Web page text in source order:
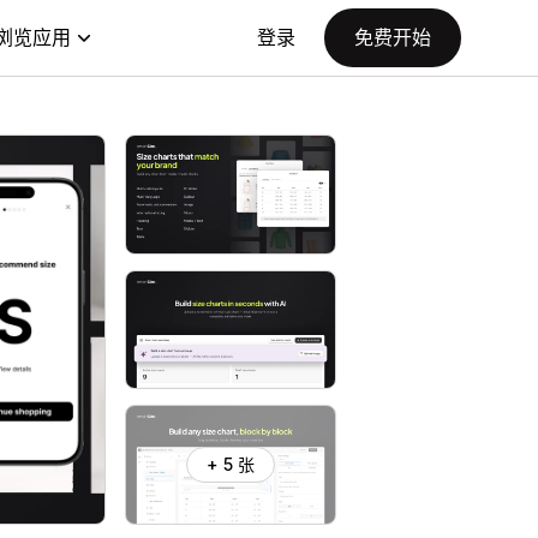
览应用 登录 免费开始
+ 5 张